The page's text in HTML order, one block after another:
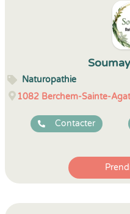
Naturopathie
1082 Berchem-Sainte-
Contacter